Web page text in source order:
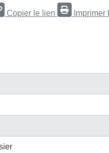
Copier le lien
Imprimer